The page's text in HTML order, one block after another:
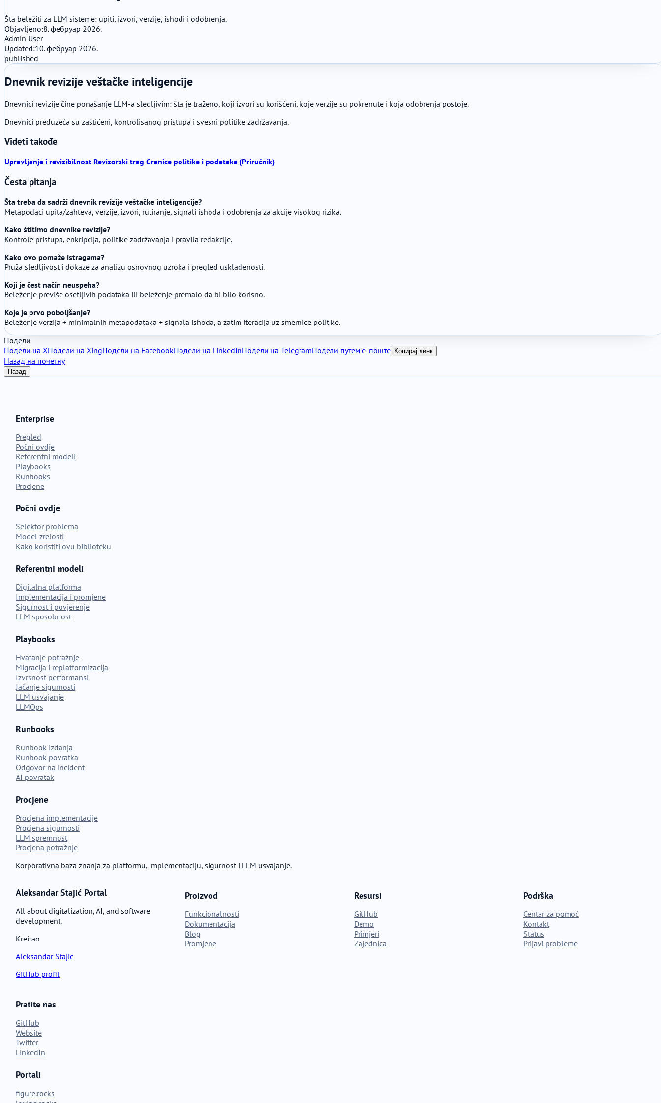
Šta beležiti za LLM sisteme: upiti, izvori, verzije, ishodi i odobrenja.
Objavljeno:8. фебруар 2026.
Admin User
Updated:10. фебруар 2026.
published
Dnevnik revizije veštačke inteligencije
Dnevnici revizije čine ponašanje LLM-a sledljivim: šta je traženo, koji izvori su korišćeni, koje verzije su pokrenute i koja odobrenja postoje.
Dnevnici preduzeća su zaštićeni, kontrolisanog pristupa i svesni politike zadržavanja.
Videti takođe
Upravljanje i revizibilnost Revizorski trag Granice politike i podataka (Priručnik)
Česta pitanja
Šta treba da sadrži dnevnik revizije veštačke inteligencije?
Metapodaci upita/zahteva, verzije, izvori, rutiranje, signali ishoda i odobrenja za akcije visokog rizika.
Kako štitimo dnevnike revizije?
Kontrole pristupa, enkripcija, politike zadržavanja i pravila redakcije.
Kako ovo pomaže istragama?
Pruža sledljivost i dokaze za analizu osnovnog uzroka i pregled usklađenosti.
Koji je čest način neuspeha?
Beleženje previše osetljivih podataka ili beleženje premalo da bi bilo korisno.
Koje je prvo poboljšanje?
Beleženje verzija + minimalnih metapodataka + signala ishoda, a zatim iteracija uz smernice politike.
Подели
Подели на XПодели на XingПодели на FacebookПодели на LinkedInПодели на TelegramПодели путем е-поште Копирај линк
Назад на почетну
Назад
Enterprise
Pregled
Počni ovdje
Referentni modeli
Playbooks
Runbooks
Procjene
Počni ovdje
Selektor problema
Model zrelosti
Kako koristiti ovu biblioteku
Referentni modeli
Digitalna platforma
Implementacija i promjene
Sigurnost i povjerenje
LLM sposobnost
Playbooks
Hvatanje potražnje
Migracija i replatformizacija
Izvrsnost performansi
Jačanje sigurnosti
LLM usvajanje
LLMOps
Runbooks
Runbook izdanja
Runbook povratka
Odgovor na incident
AI povratak
Procjene
Procjena implementacije
Procjena sigurnosti
LLM spremnost
Procjena potražnje
Korporativna baza znanja za platformu, implementaciju, sigurnost i LLM usvajanje.
Aleksandar Stajić Portal
All about digitalization, AI, and software
development.
Kreirao
Aleksandar Stajic
GitHub profil
Proizvod
Funkcionalnosti
Dokumentacija
Blog
Promjene
Resursi
GitHub
Demo
Primjeri
Zajednica
Podrška
Centar za pomoć
Kontakt
Status
Prijavi probleme
Pratite nas
GitHub
Website
Twitter
LinkedIn
Portali
figure.rocks